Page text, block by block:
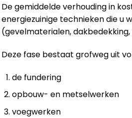
De gemiddelde verhouding in
energiezuinige technieken die u
(gevelmaterialen,
Deze fase bestaat grofweg uit
de fundering
opbouw- en metselwerken
voegwerken